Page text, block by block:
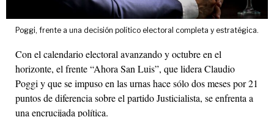
Poggi, frente a una decisión político electoral completa y estratégica.
Con el calendario electoral avanzando y octubre en el
horizonte, el frente “Ahora San Luis”, que lidera Claudio
Poggi y que se impuso en las urnas hace sólo dos meses por 21
puntos de diferencia sobre el partido Justicialista, se enfrenta a
una encrucijada política.